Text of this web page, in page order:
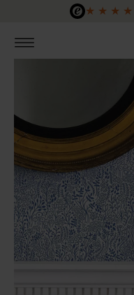
Zum Hauptinhalt springen
★ ★ ★ ★